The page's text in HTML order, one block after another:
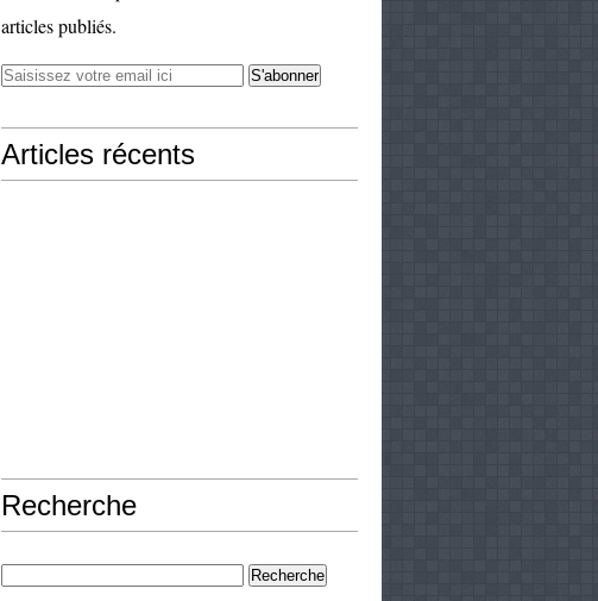
articles publiés.
Articles récents
Recherche